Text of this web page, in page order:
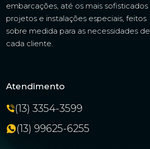
embarcações, até os mais sofisticados
projetos e instalações especiais, feitos
sobre medida para as necessidades de
cada cliente.
Atendimento
(13) 3354-3599
(13) 99625-6255